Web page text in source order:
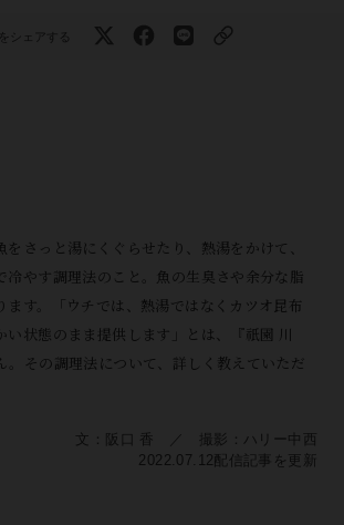
シェアする
をさっと湯にくぐらせたり、熱湯をかけて、
冷やす調理法のこと。魚の生臭さや余分な脂
ます。「ウチでは、熱湯ではなくカツオ昆布
い状態のまま提供します」とは、『祇園 川
。その調理法について、詳しく教えていただ
文：阪口 香 ／ 撮影：ハリー中西
2022.07.12配信記事を更新